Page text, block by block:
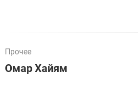
Прочее
Омар Хайям